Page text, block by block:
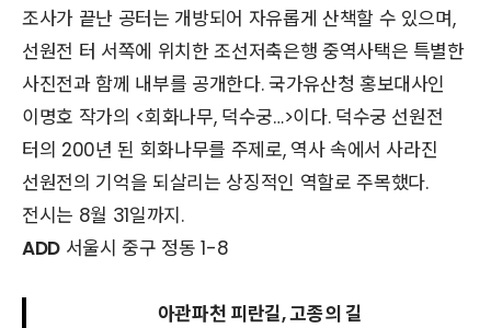
조사가 끝난 공터는 개방되어 자유롭게 산책할 수 있으며,
선원전 터 서쪽에 위치한 조선저축은행 중역사택은 특별한
사진전과 함께 내부를 공개한다. 국가유산청 홍보대사인
이명호 작가의 <회화나무, 덕수궁…>이다. 덕수궁 선원전
터의 200년 된 회화나무를 주제로, 역사 속에서 사라진
선원전의 기억을 되살리는 상징적인 역할로 주목했다.
전시는 8월 31일까지.
ADD서울시 중구 정동 1-8
아관파천 피란길, 고종의 길